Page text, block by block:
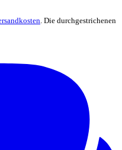
. Die durchgestrichenen